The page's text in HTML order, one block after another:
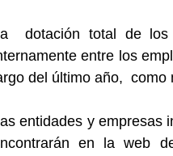
dotación total de los
entre los
del último año,
entidades y empresas
en la web